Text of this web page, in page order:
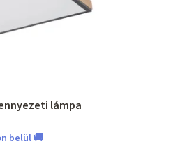
lámpa
belül 🚚